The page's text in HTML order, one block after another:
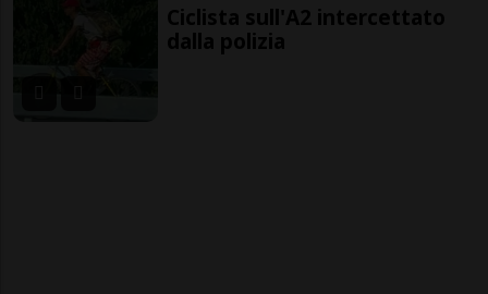
Ciclista sull'A2 intercettato
dalla polizia